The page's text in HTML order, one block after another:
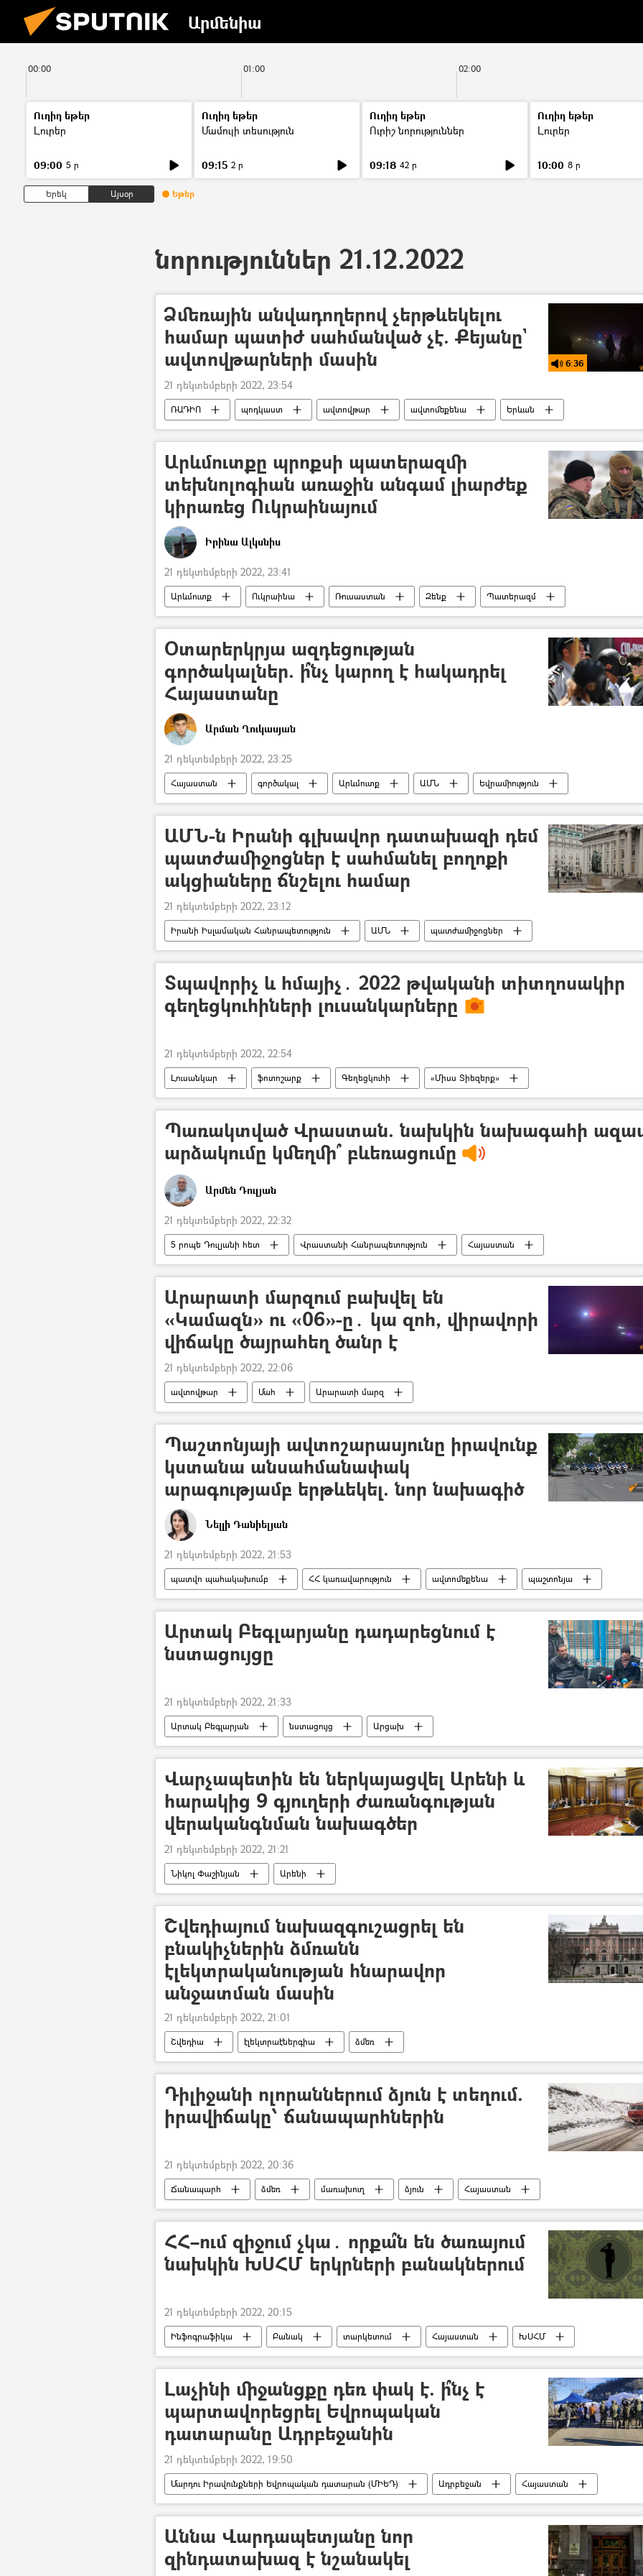
Արմենիա
00:00 01:00 02:00
Ուղիղ եթեր
Լուրեր
09:00 5 ր
Ուղիղ եթեր
Մամուլի տեսություն
09:15 2 ր
Ուղիղ եթեր
Ուրիշ նորություններ
09:18 42 ր
Ուղիղ եթեր
Լուրեր
10:00 8 ր
Երեկ Այսօր Եթեր
նորություններ 21.12.2022
Ձմեռային անվադողերով չերթևեկելու
համար պատիժ սահմանված չէ. Քեյանը`
ավտովթարների մասին
6:36
21 դեկտեմբերի 2022, 23:54
ՌԱԴԻՈ պոդկաստ ավտովթար ավտոմեքենա
Երևան
անվադող
Արևմուտքը պրոքսի պատերազմի
տեխնոլոգիան առաջին անգամ լիարժեք
կիրառեց Ուկրաինայում
Իրինա Ալկսնիս
21 դեկտեմբերի 2022, 23:41
Արևմուտք Ուկրաինա Ռուսաստան Զենք Պատերազմ
Օտարերկրյա ազդեցության
գործակալներ. ի՞նչ կարող է հակադրել
Հայաստանը
Արման Ղուկասյան
21 դեկտեմբերի 2022, 23:25
Հայաստան գործակալ Արևմուտք ԱՄՆ
Եվրամիություն
Ռուսաստան
ԱՄՆ-ն Իրանի գլխավոր դատախազի դեմ
պատժամիջոցներ է սահմանել բողոքի
ակցիաները ճնշելու համար
21 դեկտեմբերի 2022, 23:12
Իրանի Իսլամական Հանրապետություն ԱՄՆ պատժամիջոցներ
Տպավորիչ և հմայիչ․ 2022 թվականի տիտղոսակիր
գեղեցկուհիների լուսանկարները
21 դեկտեմբերի 2022, 22:54
Լուսանկար ֆոտոշարք Գեղեցկուհի
«Միսս Տիեզերք»
«Միսս ԱՊՀ–2022» գեղեցկության մրցույթ
Պառակտված Վրաստան. նախկին նախագահի
արձակումը կմեղմի՞ բևեռացումը
Արմեն Դուլյան
21 դեկտեմբերի 2022, 22:32
5 րոպե Դուլյանի հետ Վրաստանի Հանրապետություն
Հայաստան
Միխեիլ Սաակաշվիլի
Իշխանություն ընդդիմություն Պատերազմ
Արարատի մարզում բախվել են
«Կամազն» ու «06»-ը․ կա զոհ, վիրավորի
վիճակը ծայրահեղ ծանր է
21 դեկտեմբերի 2022, 22:06
ավտովթար Մահ Արարատի մարզ
Պաշտոնյայի ավտոշարասյունը իրավունք
կստանա անսահմանափակ
արագությամբ երթևեկել. նոր նախագիծ
Նելլի Դանիելյան
21 դեկտեմբերի 2022, 21:53
պատվո պահակախումբ ՀՀ կառավարություն ավտոմեքենա պաշտոնյա
Արտակ Բեգլարյանը դադարեցնում է
նստացույցը
21 դեկտեմբերի 2022, 21:33
Արտակ Բեգլարյան նստացույց
Արցախ
Միավորված ազգերի կազմակերպություն (ՄԱԿ)
Վարչապետին են ներկայացվել Արենի և
հարակից 9 գյուղերի ժառանգության
վերականգնման նախագծեր
21 դեկտեմբերի 2022, 21:21
Նիկոլ Փաշինյան Արենի
Շվեդիայում նախազգուշացրել են
բնակիչներին ձմռանն
էլեկտրականության հնարավոր
անջատման մասին
21 դեկտեմբերի 2022, 21:01
Շվեդիա էլեկտրաէներգիա ձմեռ
Դիլիջանի ոլորաններում ձյուն է տեղում.
իրավիճակը՝ ճանապարհներին
21 դեկտեմբերի 2022, 20:36
Ճանապարհ ձմեռ մառախուղ ձյուն Հայաստան
ՀՀ–ում զիջում չկա․ որքա՞ն են ծառայում
նախկին ԽՍՀՄ երկրների բանակներում
21 դեկտեմբերի 2022, 20:15
Ինֆոգրաֆիկա Բանակ տարկետում Հայաստան ԽՍՀՄ
Լաչինի միջանցքը դեռ փակ է. ի՞նչ է
պարտավորեցրել Եվրոպական
դատարանը Ադրբեջանին
21 դեկտեմբերի 2022, 19:50
Մարդու Իրավունքների Եվրոպական դատարան (ՄԻԵԴ) Ադրբեջան
Հայաստան
Արցախ
Լաչինի միջանցք
Աննա Վարդապետյանը նոր
զինդատախազ է նշանակել